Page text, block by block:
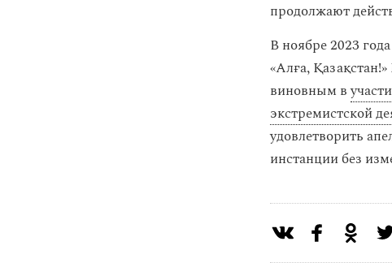
продолжают
В ноябре 2023
«Алға,
виновным в
экстремистской
удовлетворить
инстанции без